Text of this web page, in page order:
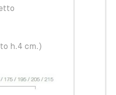
h.4 cm.)